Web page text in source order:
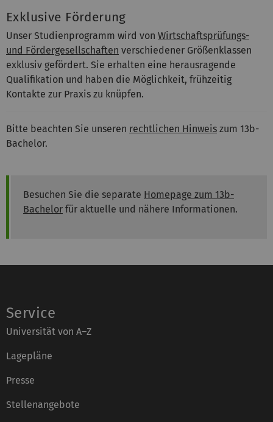
Exklusive Förderung
Unser Studienprogramm wird von Wirtschaftsprüfungs-
und Fördergesellschaften verschiedener Größenklassen
exklusiv gefördert. Sie erhalten eine herausragende
Qualifikation und haben die Möglichkeit, frühzeitig
Kontakte zur Praxis zu knüpfen.
Bitte beachten Sie unseren rechtlichen Hinweis zum 13b-
Bachelor.
Besuchen Sie die separate Homepage zum 13b-
Bachelor für aktuelle und nähere Informationen.
Service
Universität von A–Z
Lagepläne
Presse
Stellenangebote